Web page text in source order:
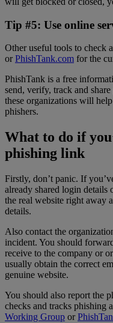
Tip #5: Use online
Other useful tools to check
orPhishTank.com for the
PhishTank is a free
send, verify, track and
these organizations will
phishers.
What to do if
phishing link
Firstly, don’t panic. If
already shared login details
the real website right away
details.
Also contact the
incident. You should
receive to the company or
usually obtain the correct
genuine website.
You should also report the
checks and tracks phishing
Working Group or